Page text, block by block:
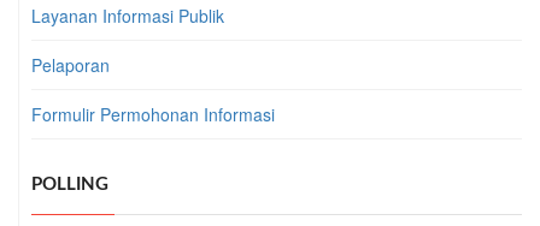
Layanan Informasi Publik
Pelaporan
Formulir Permohonan Informasi
POLLING